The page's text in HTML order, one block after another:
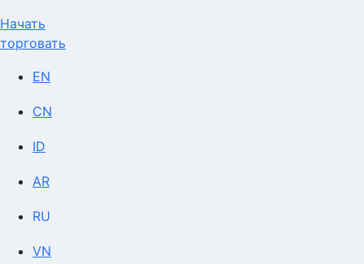
Начать
торговать
EN
CN
ID
AR
RU
VN